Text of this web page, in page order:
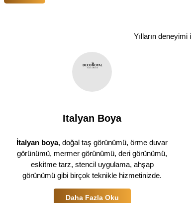
Yılların
Italyan Boya
İtalyan boya, doğal taş görünümü, örme duvar
görünümü, mermer görünümü, deri görünümü,
eskitme tarz, stencil uygulama, ahşap
görünümü gibi birçok teknikle hizmetinizde.
Daha Fazla Oku